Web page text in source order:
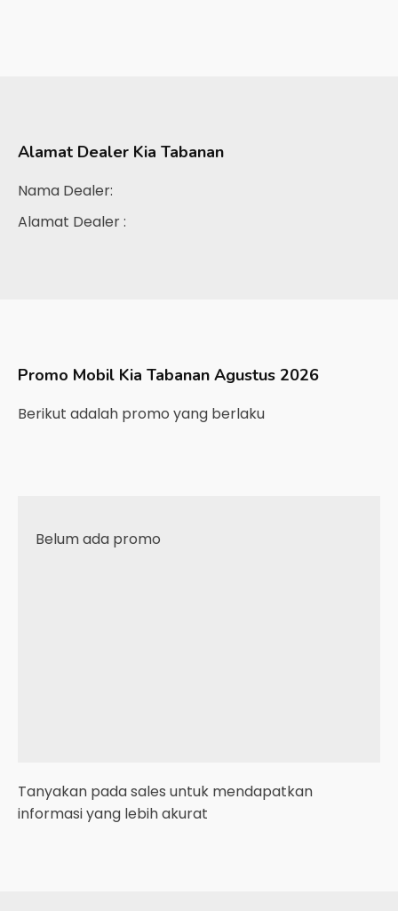
Alamat Dealer Kia Tabanan
Nama Dealer:
Alamat Dealer :
Promo Mobil Kia Tabanan Agustus 2026
Berikut adalah promo yang berlaku
Belum ada promo
Tanyakan pada sales untuk mendapatkan
informasi yang lebih akurat